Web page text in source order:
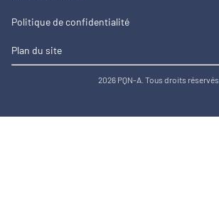
Politique de confidentialité
Plan du site
2026 PQN-A. Tous droits réservés.